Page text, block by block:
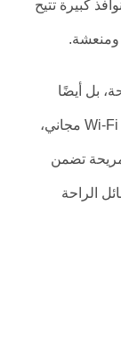
كبيرة تتيح
ومنعشة.
بل أيضًا
وسائل الراحة المتوفرة. تحتوي كل غرفة على Wi-Fi مجاني،
مريحة تضمن
الراحة